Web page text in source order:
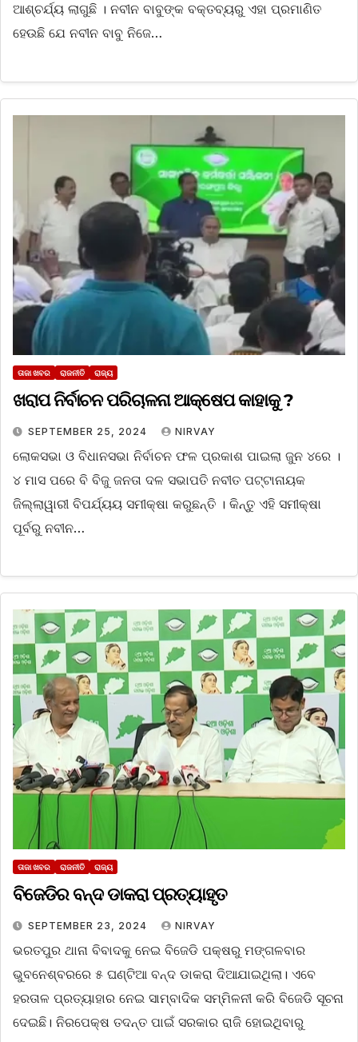
ଆଶ୍ଚର୍ଯ୍ୟ ଲାଗୁଛି । ନବୀନ ବାବୁଙ୍କ ବକ୍ତବ୍ୟରୁ ଏହା ପ୍ରମାଣିତ
ହେଉଛି ଯେ ନବୀନ ବାବୁ ନିଜେ…
ତାଜା ଖବର ରାଜନୀତି ରାଜ୍ୟ
ଖରାପ ନିର୍ବାଚନ ପରିଚାଳନା ଆକ୍ଷେପ କାହାକୁ ?
SEPTEMBER 25, 2024 NIRVAY
ଲୋକସଭା ଓ ବିଧାନସଭା ନିର୍ବାଚନ ଫଳ ପ୍ରକାଶ ପାଇଲା ଜୁନ ୪ରେ ।
୪ ମାସ ପରେ ବି ବିଜୁ ଜନତା ଦଳ ସଭାପତି ନବୀତ ପଟ୍ଟାନାୟକ
ଜିଲ୍ଲାୱାରୀ ବିପର୍ଯ୍ୟୟ ସମୀକ୍ଷା କରୁଛନ୍ତି । କିନ୍ତୁ ଏହି ସମୀକ୍ଷା
ପୂର୍ବରୁ ନବୀନ…
ତାଜା ଖବର ରାଜନୀତି ରାଜ୍ୟ
ବିଜେଡିର ବନ୍ଦ ଡାକରା ପ୍ରତ୍ୟାହୃତ
SEPTEMBER 23, 2024 NIRVAY
ଭରତପୁର ଥାନା ବିବାଦକୁ ନେଇ ବିଜେଡି ପକ୍ଷରୁ ମଙ୍ଗଳବାର
ଭୁବନେଶ୍ବରରେ ୫ ଘଣ୍ଟିଆ ବନ୍ଦ ଡାକରା ଦିଆଯାଇଥିଲା। ଏବେ
ହରତାଳ ପ୍ରତ୍ୟାହାର ନେଇ ସାମ୍ବାଦିକ ସମ୍ମିଳନୀ କରି ବିଜେଡି ସୂଚନା
ଦେଇଛି। ନିରପେକ୍ଷ ତଦନ୍ତ ପାଇଁ ସରକାର ରାଜି ହୋଇଥିବାରୁ